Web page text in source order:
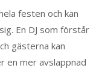
festen och kan
En DJ som förstår
gästerna kan
en mer avslappnad